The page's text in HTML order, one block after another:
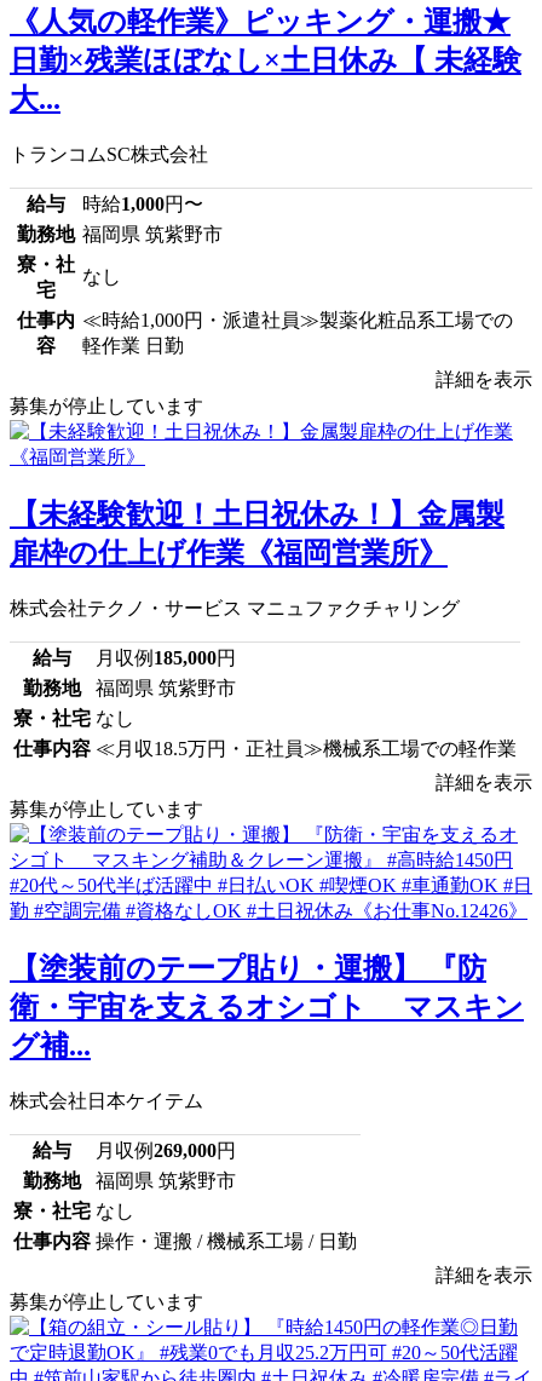
《人気の軽作業》ピッキング・運搬★
日勤×残業ほぼなし×土日休み【 未経験
大...
トランコムSC株式会社
給与 時給1,000円〜
勤務地 福岡県 筑紫野市
寮・社
宅
なし
仕事内
容
≪時給1,000円・派遣社員≫製薬化粧品系工場での
軽作業 日勤
詳細を表示
募集が停止しています
【未経験歓迎！土日祝休み！】金属製
扉枠の仕上げ作業《福岡営業所》
株式会社テクノ・サービス マニュファクチャリング
給与 月収例 185,000円
勤務地
福岡県 筑紫野市
寮・社宅 なし
仕事内容 ≪月収18.5万円・正社員≫機械系工場での軽作業
詳細を表示
募集が停止しています
【塗装前のテープ貼り・運搬】 『防
衛・宇宙を支えるオシゴト マスキン
グ補...
株式会社日本ケイテム
給与 月収例269,000円
勤務地
福岡県 筑紫野市
寮・社宅 なし
仕事内容 操作・運搬 / 機械系工場 / 日勤
詳細を表示
募集が停止しています